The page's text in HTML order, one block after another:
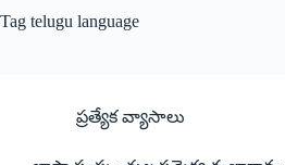
Tag telugu language
ప్రత్యేక వ్యాసాలు